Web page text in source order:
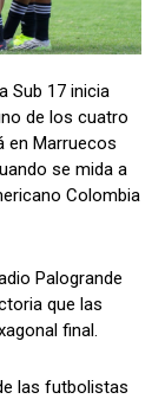
Sub 17 inicia
de los cuatro
en Marruecos
se mida a
Colombia
Palogrande
que las
final.
las futbolistas